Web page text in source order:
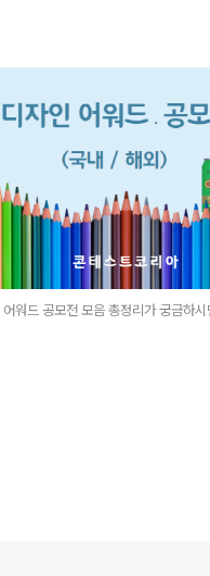
워드 공모전 모음 총정리가 궁금하시